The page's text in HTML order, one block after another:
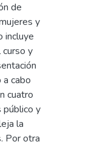
de
y
incluye
y
cabo
cuatro
público y
la
Por otra